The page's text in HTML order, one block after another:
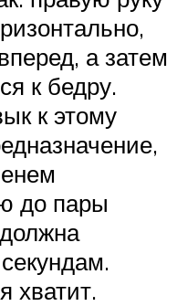
а затем
к бедру.
к этому
до пары
хватит.